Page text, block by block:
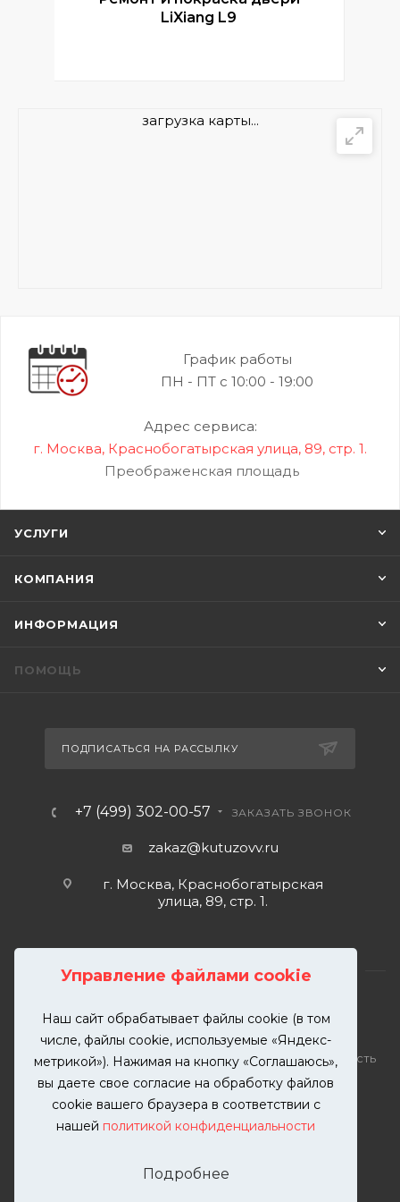
Управление файлами cookie
Наш сайт обрабатывает файлы cookie (в том
числе, файлы cookie, используемые «Яндекс-
метрикой»). Нажимая на кнопку «Соглашаюсь»,
вы даете свое согласие на обработку файлов
cookie вашего браузера в соответствии с
нашей политикой конфиденциальности
Подробнее
LiXiang L9
загрузка карты...
График работы
ПН - ПТ с 10:00 - 19:00
Адрес сервиса:
г. Москва, Краснобогатырская улица, 89, стр. 1.
Преображенская площадь
УСЛУГИ
КОМПАНИЯ
ИНФОРМАЦИЯ
ПОМОЩЬ
ПОДПИСАТЬСЯ НА РАССЫЛКУ
+7 (499) 302-00-57 ЗАКАЗАТЬ ЗВОНОК
zakaz@kutuzovv.ru
г. Москва, Краснобогатырская
улица, 89, стр. 1.
2026 © KUTUZOVV | Кузовной ремонт и покраска
автомобилей. Вся информация на сайте – собственность
ООО "КУТУЗОВВ"
Публикация информации с сайта KUTUZOVV.RU без
разрешения запрещена. Все права защищены.
Почта: zakaz@kutuzovv.ru